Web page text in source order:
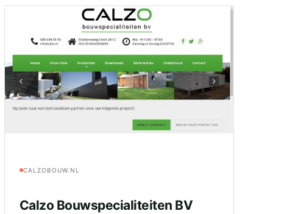
CALZOBOUW.NL
Calzo Bouwspecialiteiten BV